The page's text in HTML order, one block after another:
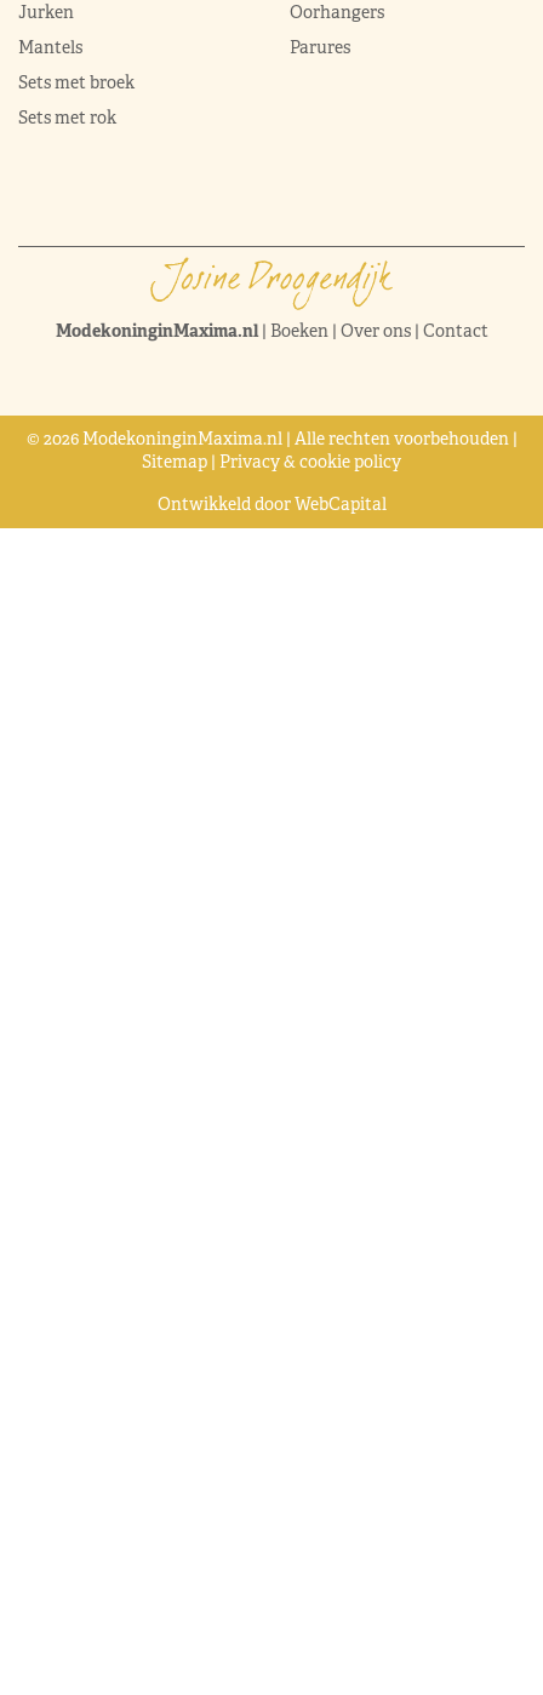
Jurken
Mantels
Sets met broek
Sets met rok
Oorhangers
Parures
ModekoninginMaxima.nl| Boeken| Over ons| Contact
© 2026 ModekoninginMaxima.nl | Alle rechten voorbehouden |
Sitemap | Privacy & cookie policy
Ontwikkeld doorWebCapital